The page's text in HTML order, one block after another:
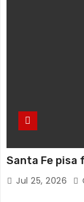
Santa Fe pisa
Jul 25, 2026